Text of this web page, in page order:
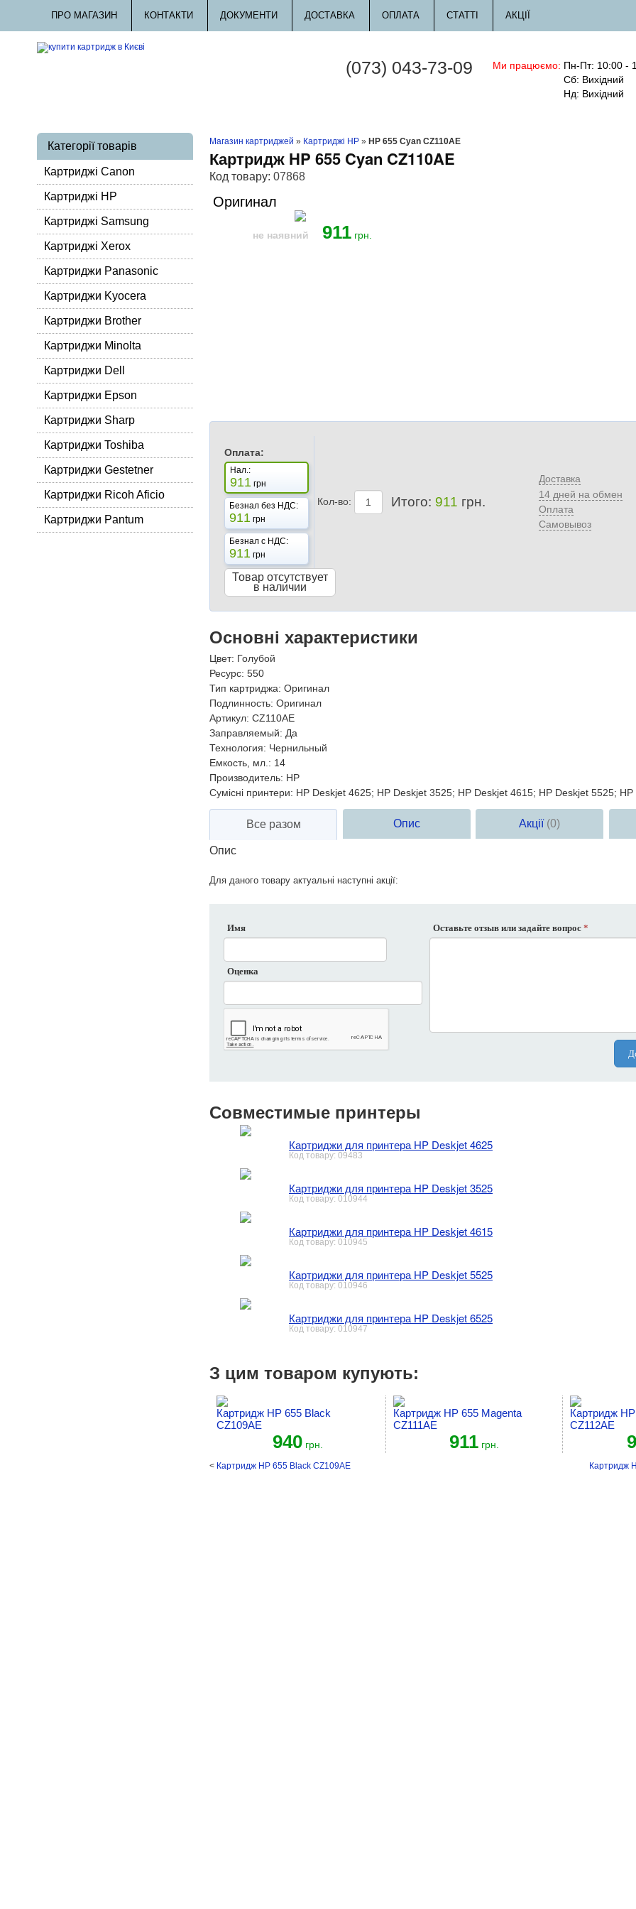
ПРО МАГАЗИН КОНТАКТИ ДОКУМЕНТИ ДОСТАВКА ОПЛАТА СТАТТІ АКЦІЇ
(073) 043-73-09 Ми працюємо: Пн-Пт: 10:00 -
Сб: Вихідний
Нд: Вихідний
Категорії товарів
Картриджі Canon
Картриджі HP
Картриджі Samsung
Картриджі Xerox
Картриджи Panasonic
Картриджи Kyocera
Картриджи Brother
Картриджи Minolta
Картриджи Dell
Картриджи Epson
Картриджи Sharp
Картриджи Toshiba
Картриджи Gestetner
Картриджи Ricoh Aficio
Картриджи Pantum
Магазин картриджей » Картриджі HP » HP 655 Cyan CZ110AE
Картридж HP 655 Cyan CZ110AE
Код товару: 07868
Оригинал
не наявний 911 грн.
Оплата:
Нал.:
911 грн
Безнал без НДС:
911 грн
Безнал с НДС:
911 грн
Кол-во: Итого: 911 грн.
Доставка
14 дней на обмен
Оплата
Самовывоз
Товар отсутствует
в наличии
Основні характеристики
Цвет: Голубой
Ресурс: 550
Тип картриджа: Оригинал
Подлинность: Оригинал
Артикул: CZ110AE
Заправляемый: Да
Технология: Чернильный
Емкость, мл.: 14
Производитель: HP
Сумісні принтери: HP Deskjet 4625; HP Deskjet 3525; HP Deskjet 4615; HP Deskjet 5525;
Все разом Опис Акції (0)
Опис
Для даного товару актуальні наступні акції:
Имя
Оценка
Оставьте отзыв или задайте вопрос *
Совместимые принтеры
Картриджи для принтера HP Deskjet 4625
Код товару: 09483
Картриджи для принтера HP Deskjet 3525
Код товару: 010944
Картриджи для принтера HP Deskjet 4615
Код товару: 010945
Картриджи для принтера HP Deskjet 5525
Код товару: 010946
Картриджи для принтера HP Deskjet 6525
Код товару: 010947
З цим товаром купують:
Картридж HP 655 Black
CZ109AE
940грн.
Картридж HP 655 Magenta
CZ111AE
911 грн.
Картридж
CZ112AE
< Картридж HP 655 Black CZ109AE Картридж